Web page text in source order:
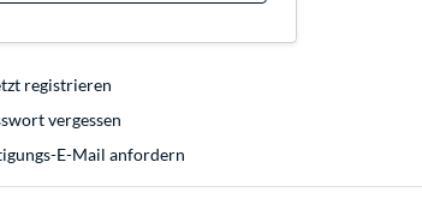
registrieren
vergessen
E-Mail anfordern